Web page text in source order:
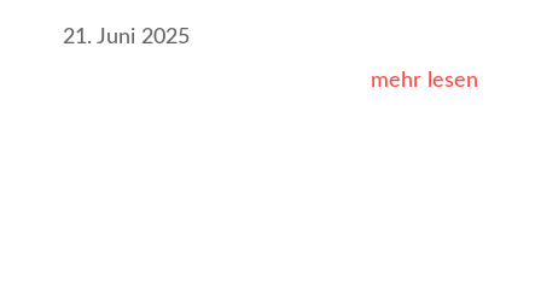
21. Juni 2025
mehr lesen